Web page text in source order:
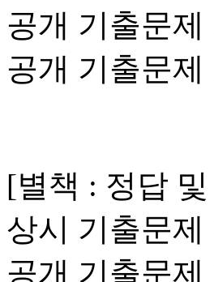
공개 기출문제
공개 기출문제
[별책 : 정답
상시 기출문
공개 기출문